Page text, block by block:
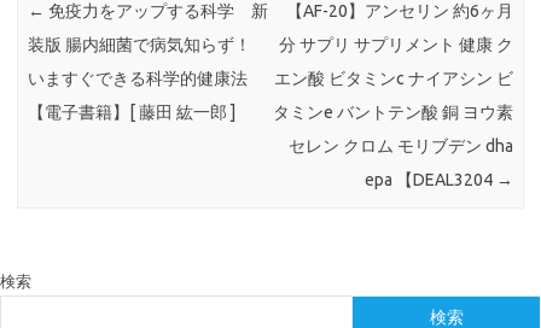
← 免疫力をアップする科学 新
装版 腸内細菌で病気知らず！
いますぐできる科学的健康法
【電子書籍】[ 藤田 紘一郎 ]
【AF-20】アンセリン 約6ヶ月
分 サプリ サプリメント 健康 ク
エン酸 ビタミンc ナイアシン ビ
タミンe バントテン酸 銅 ヨウ素
セレン クロム モリブデン dha
epa 【DEAL3204 →
検索
検索